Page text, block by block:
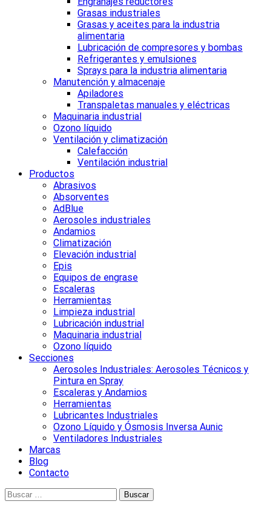
Grasas industriales
Grasas y aceites para la industria
alimentaria
Lubricación de compresores y bombas
Refrigerantes y emulsiones
Sprays para la industria alimentaria
Manutención y almacenaje
Apiladores
Transpaletas manuales y eléctricas
Maquinaria industrial
Ozono líquido
Ventilación y climatización
Calefacción
Ventilación industrial
Productos
Abrasivos
Absorventes
AdBlue
Aerosoles industriales
Andamios
Climatización
Elevación industrial
Epis
Equipos de engrase
Escaleras
Herramientas
Limpieza industrial
Lubricación industrial
Maquinaria industrial
Ozono líquido
Secciones
Aerosoles Industriales: Aerosoles Técnicos y
Pintura en Spray
Escaleras y Andamios
Herramientas
Lubricantes Industriales
Ozono Líquido y Ósmosis Inversa Aunic
Ventiladores Industriales
Marcas
Blog
Contacto
Buscar: